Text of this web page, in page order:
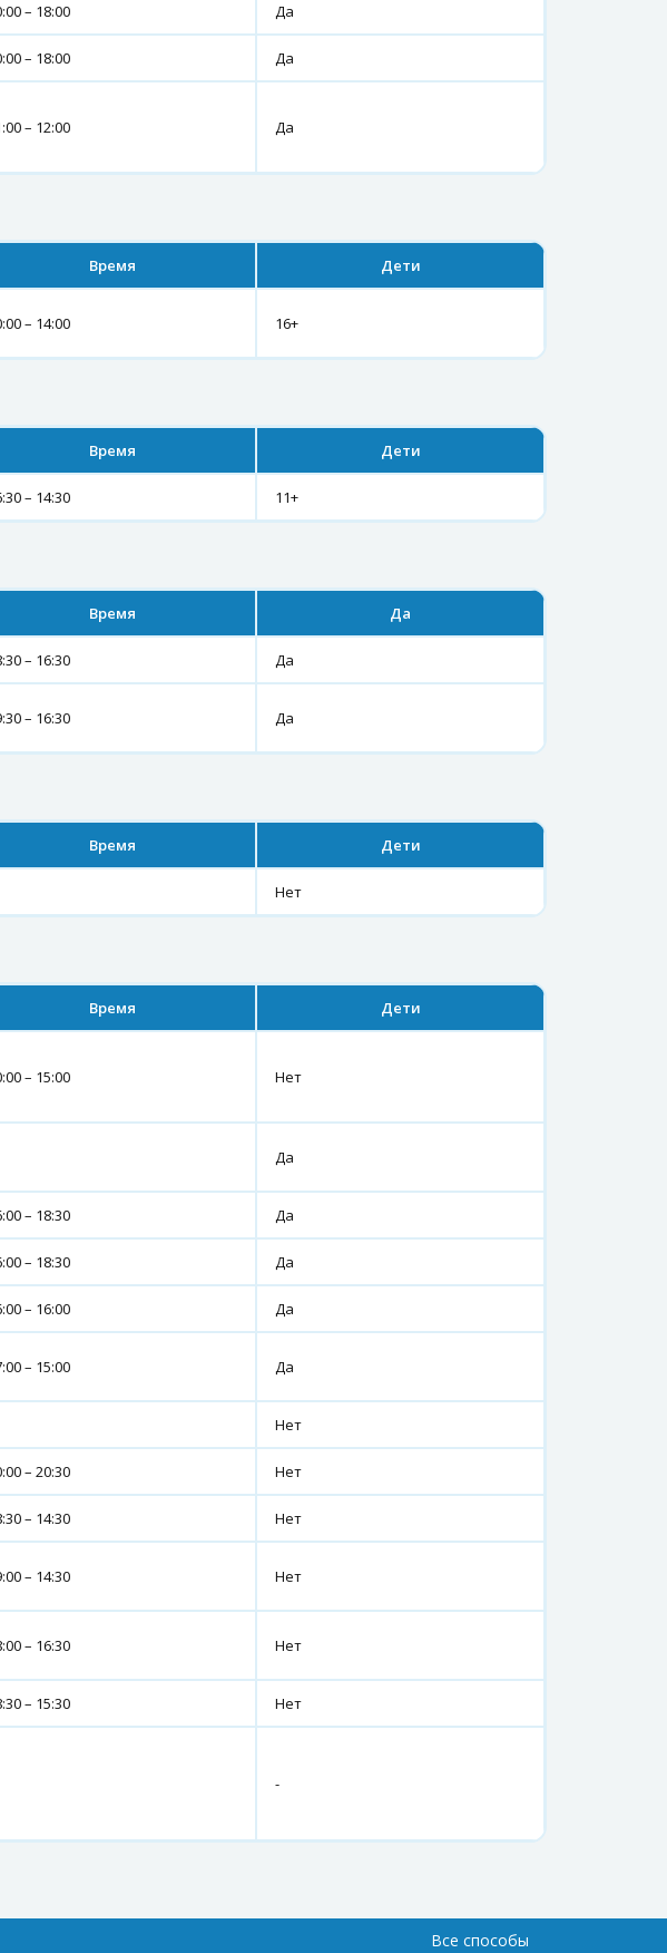
– 18:00 Да
– 18:00 Да
– 12:00 Да
Время Дети
– 14:00 16+
Время Дети
– 14:30 11+
Время Да
– 16:30 Да
– 16:30 Да
Время Дети
Нет
Время Дети
– 15:00 Нет
Да
– 18:30 Да
– 18:30 Да
– 16:00 Да
– 15:00 Да
Нет
– 20:30 Нет
– 14:30 Нет
– 14:30 Нет
– 16:30 Нет
– 15:30 Нет
-
Все способы